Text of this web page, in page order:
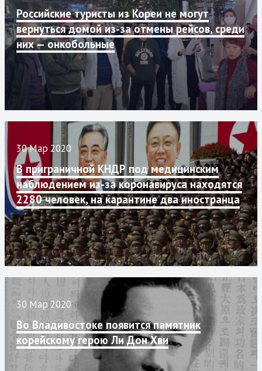
Российские туристы из Кореи не могут
вернуться домой из-за отмены рейсов, среди
них — онкобольные
30 Мар 2020
В приграничной КНДР под медицинским
наблюдением из-за коронавируса находятся
2280 человек, на карантине два иностранца
30 Мар 2020
Во Владивостоке появится памятник
корейскому герою Ли Дон Хви